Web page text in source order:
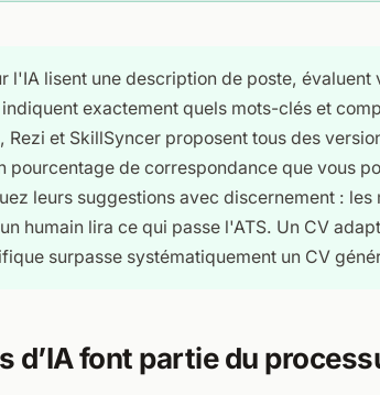
l'IA lisent une description de poste, évaluent
exactement quels mots-clés et
Rezi et SkillSyncer proposent tous des
pourcentage de correspondance que vous
leurs suggestions avec discernement :
humain lira ce qui passe l'ATS. Un CV
surpasse systématiquement un CV
d’IA font partie du